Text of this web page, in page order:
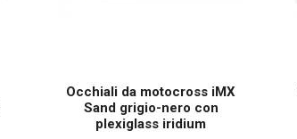
Occhiali da motocross iMX
Sand grigio-nero con
plexiglass iridium